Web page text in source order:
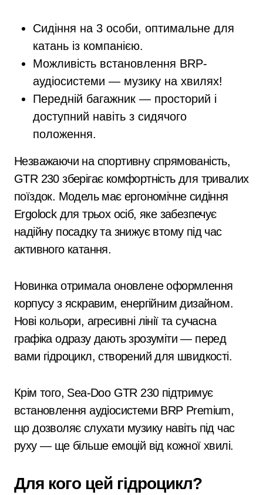
Сидіння на 3 особи, оптимальне для
катань із компанією.
Можливість встановлення BRP-
аудіосистеми — музику на хвилях!
Передній багажник — просторий і
доступний навіть з сидячого
положення.
Незважаючи на спортивну спрямованість,
GTR 230 зберігає комфортність для тривалих
поїздок. Модель має ергономічне сидіння
Ergolock для трьох осіб, яке забезпечує
надійну посадку та знижує втому під час
активного катання.
Новинка отримала оновлене оформлення
корпусу з яскравим, енергійним дизайном.
Нові кольори, агресивні лінії та сучасна
графіка одразу дають зрозуміти — перед
вами гідроцикл, створений для швидкості.
Крім того, Sea-Doo GTR 230 підтримує
встановлення аудіосистеми BRP Premium,
що дозволяє слухати музику навіть під час
руху — ще більше емоцій від кожної хвилі.
Для кого цей гідроцикл?